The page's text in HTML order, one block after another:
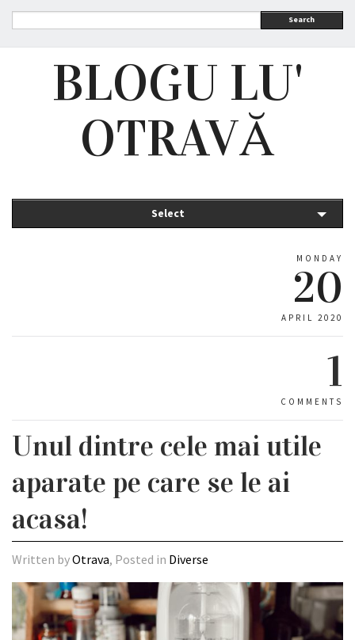
Search
BLOGU LU'
OTRAVĂ
Select
MONDAY
20
APRIL 2020
1
COMMENTS
Unul dintre cele mai utile
aparate pe care se le ai
acasa!
Written byOtrava, Posted in Diverse